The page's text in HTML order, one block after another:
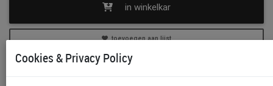
in winkelkar
toevoegen aan lijst
Cookies & Privacy Policy